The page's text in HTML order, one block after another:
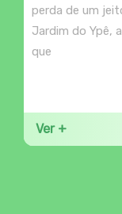
perda de um
Jardim do Ypê,
que
Ver +